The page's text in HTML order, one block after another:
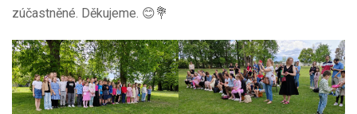
zúčastněné. Děkujeme. 😊💐